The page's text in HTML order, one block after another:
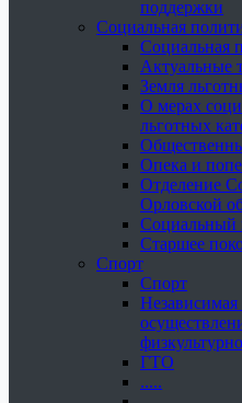
поддержки
Социальная
Социальная
Актуальные
Земля
О мерах
льготных
Опека и
Отделение
Орловской
Социальный
Старшее
Спорт
Спорт
Независимая
ГТО
.....